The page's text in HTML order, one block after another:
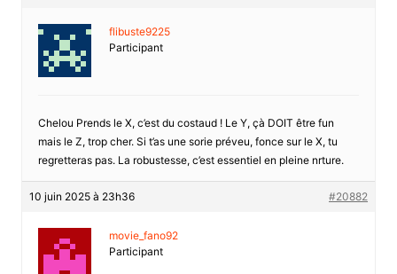
flibuste9225
Participant
Chelou Prends le X, c’est du costaud ! Le Y, çà DOIT être fun
mais le Z, trop cher. Si t’as une sorie préveu, fonce sur le X, tu
regretteras pas. La robustesse, c’est essentiel en pleine nrture.
10 juin 2025 à 23h36 #20882
movie_fano92
Participant